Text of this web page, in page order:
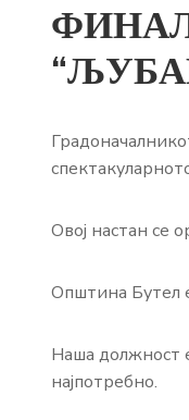
Овој настан се
Општина Бутел
Наша должност
најпотребно.